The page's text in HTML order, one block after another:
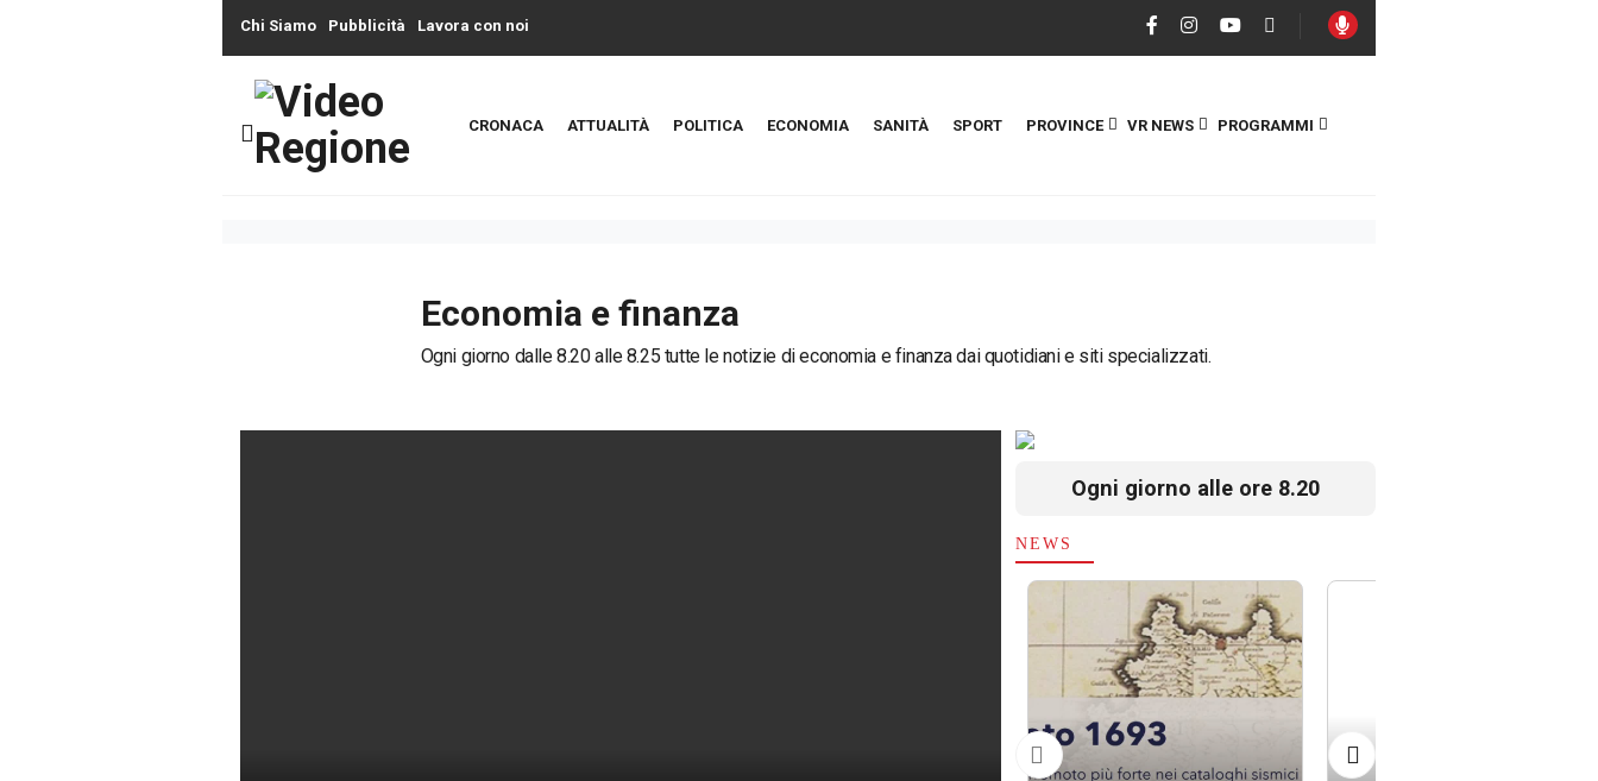
Chi Siamo Pubblicità Lavora con noi
CRONACA ATTUALITÀ POLITICA ECONOMIA SANITÀ SPORT PROVINCE VR NEWS PROGRAMMI
Economia e finanza
Ogni giorno dalle 8.20 alle 8.25 tutte le notizie di economia e finanza dai quotidiani e siti specializzati.
Ogni giorno alle ore 8.20
NEWS